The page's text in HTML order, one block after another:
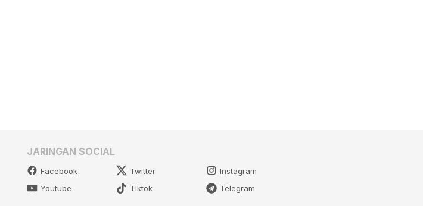
JARINGAN SOCIAL
Facebook Twitter
Instagram
Youtube
Tiktok Telegram